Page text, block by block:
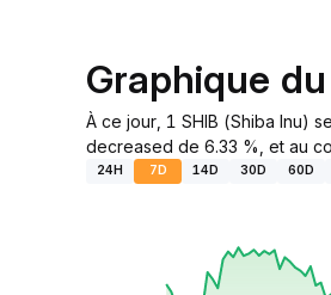
Graphique
À ce jour, 1 SHIB (Shiba Inu)
decreased de 6.33 %, et au
24H 7D 14D 30D 60D